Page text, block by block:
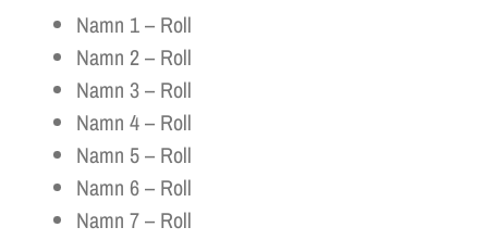
Namn 1 – Roll
Namn 2 – Roll
Namn 3 – Roll
Namn 4 – Roll
Namn 5 – Roll
Namn 6 – Roll
Namn 7 – Roll